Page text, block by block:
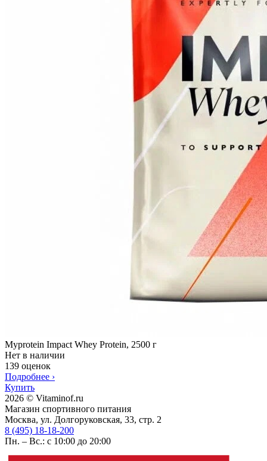
Myprotein Impact Whey Protein, 2500 г
Нет в наличии
139 оценок
Подробнее ›
Купить
2026 © Vitaminof.ru
Магазин спортивного питания
Москва, ул. Долгоруковская, 33, стр. 2
8 (495) 18-18-200
Пн. – Вс.: с 10:00 до 20:00